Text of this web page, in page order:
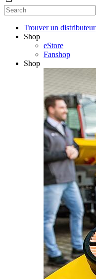
Trouver un distributeur
Shop
eStore
Fanshop
Shop